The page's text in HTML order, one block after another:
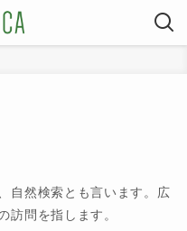
自然検索とも言います。広
訪問を指します。